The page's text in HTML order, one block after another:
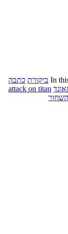
In ביקורת כתבה
attack on titan